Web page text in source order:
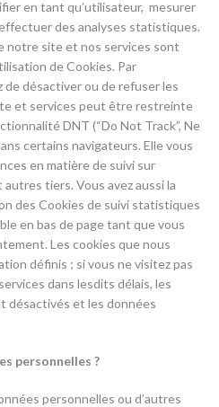
en tant qu’utilisateur, mesurer
des analyses statistiques.
notre site et nos services sont
de Cookies. Par
désactiver ou de refuser les
et services peut être restreinte
DNT (“Do Not Track”, Ne
certains navigateurs. Elle vous
en matière de suivi sur
tiers. Vous avez aussi la
des Cookies de suivi statistiques
en bas de page tant que vous
Les cookies que nous
définis ; si vous ne visitez pas
dans lesdits délais, les
désactivés et les données
personnelles ?
personnelles ou d’autres